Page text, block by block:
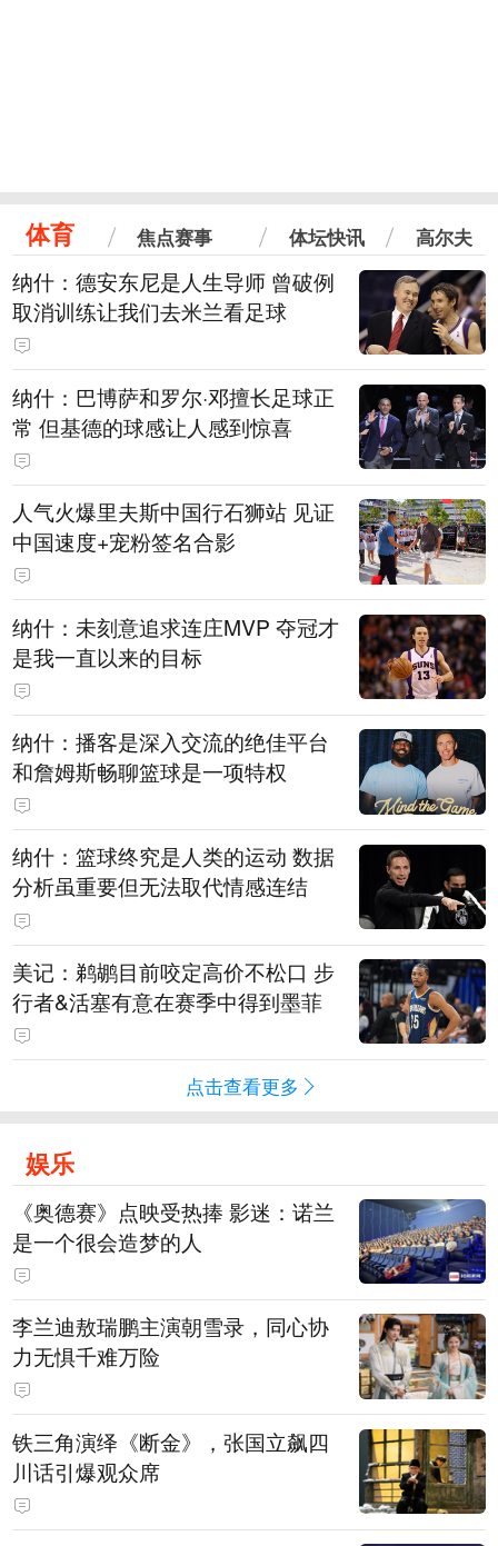
体育 焦点赛事 体坛快讯 高尔夫
纳什：德安东尼是人生导师 曾破例
取消训练让我们去米兰看足球
纳什：巴博萨和罗尔·邓擅长足球正
常 但基德的球感让人感到惊喜
人气火爆里夫斯中国行石狮站 见证
中国速度+宠粉签名合影
纳什：未刻意追求连庄MVP 夺冠才
是我一直以来的目标
纳什：播客是深入交流的绝佳平台
和詹姆斯畅聊篮球是一项特权
纳什：篮球终究是人类的运动 数据
分析虽重要但无法取代情感连结
美记：鹈鹕目前咬定高价不松口 步
行者&活塞有意在赛季中得到墨菲
点击查看更多
娱乐
《奥德赛》点映受热捧 影迷：诺兰
是一个很会造梦的人
李兰迪敖瑞鹏主演朝雪录，同心协
力无惧千难万险
铁三角演绎《断金》，张国立飙四
川话引爆观众席